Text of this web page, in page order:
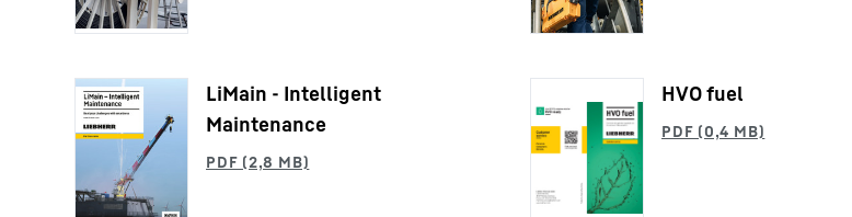
LiMain - Intelligent
Maintenance
HVO fuel